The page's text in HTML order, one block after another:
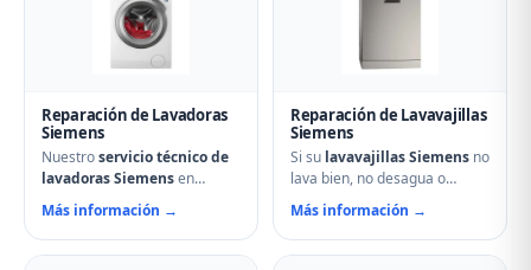
Reparación de Lavadoras
Siemens
Nuestroservicio técnico de
lavadoras Siemensen
Osorno la Mayor soluciona
cualquier avería: problemas
de centrifugado, fugas de
Más información →
Reparación de Lavavajillas
Siemens
Si su lavavajillas Siemens no
lava bien, no desagua o
muestra errores en el display,
nuestro servicio técnico en
Osorno la Mayor puede
Más información →